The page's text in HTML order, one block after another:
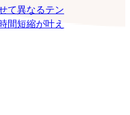
て異なるテン
間短縮が叶え